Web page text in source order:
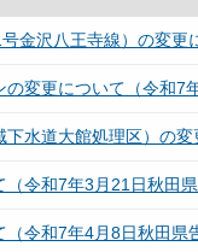
金沢八王寺線）の変更
変更について（令和7
水道大館処理区）の
令和7年3月21日秋田県
令和7年4月8日秋田県